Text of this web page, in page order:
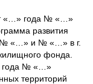
«…» года № «…»
развития
№ «…» и № «…» в г.
фонда.
года № «…»
территорий